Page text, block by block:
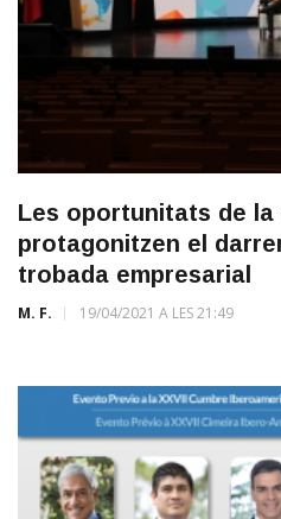
Les oportunitats de
protagonitzen el
trobada empresarial
M. F. 19/04/2021 A LES 21:49